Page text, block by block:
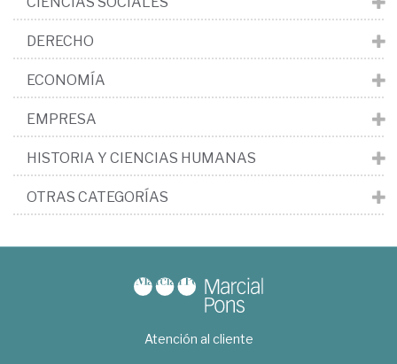
DERECHO
ECONOMÍA
EMPRESA
HISTORIA Y CIENCIAS HUMANAS
OTRAS CATEGORÍAS
Atención al cliente